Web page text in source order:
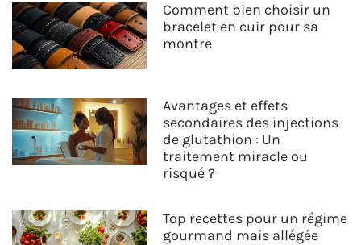
Comment bien choisir un
bracelet en cuir pour sa
montre
Avantages et effets
secondaires des injections
de glutathion : Un
traitement miracle ou
risqué ?
Top recettes pour un régime
gourmand mais allégée